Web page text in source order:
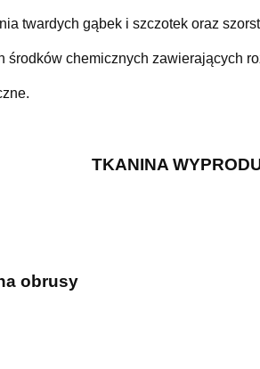
twardych gąbek i szczotek oraz
środków chemicznych zawierających
TKANINA
obrusy